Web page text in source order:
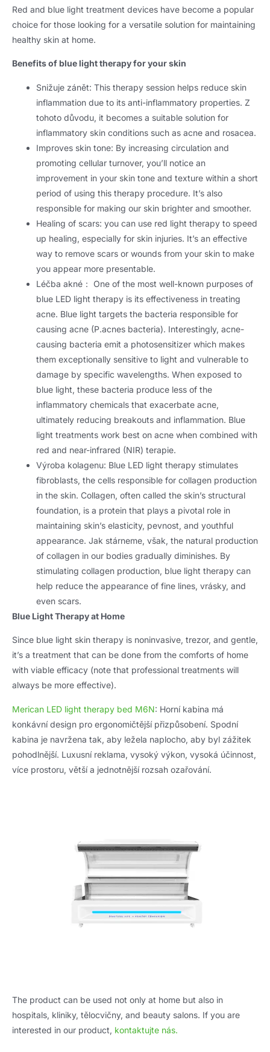
Red and blue light treatment devices have become a popular
choice for those looking for a versatile solution for maintaining
healthy skin at home.
Benefits of blue light therapy for your skin
Snižuje zánět: This therapy session helps reduce skin
inflammation due to its anti-inflammatory properties. Z
tohoto důvodu, it becomes a suitable solution for
inflammatory skin conditions such as acne and rosacea.
Improves skin tone: By increasing circulation and
promoting cellular turnover, you’ll notice an
improvement in your skin tone and texture within a short
period of using this therapy procedure. It’s also
responsible for making our skin brighter and smoother.
Healing of scars: you can use red light therapy to speed
up healing, especially for skin injuries. It’s an effective
way to remove scars or wounds from your skin to make
you appear more presentable.
Léčba akné： One of the most well-known purposes of
blue LED light therapy is its effectiveness in treating
acne. Blue light targets the bacteria responsible for
causing acne (P.acnes bacteria). Interestingly, acne-
causing bacteria emit a photosensitizer which makes
them exceptionally sensitive to light and vulnerable to
damage by specific wavelengths. When exposed to
blue light, these bacteria produce less of the
inflammatory chemicals that exacerbate acne,
ultimately reducing breakouts and inflammation. Blue
light treatments work best on acne when combined with
red and near-infrared (NIR) terapie.
Výroba kolagenu: Blue LED light therapy stimulates
fibroblasts, the cells responsible for collagen production
in the skin. Collagen, often called the skin’s structural
foundation, is a protein that plays a pivotal role in
maintaining skin’s elasticity, pevnost, and youthful
appearance. Jak stárneme, však, the natural production
of collagen in our bodies gradually diminishes. By
stimulating collagen production, blue light therapy can
help reduce the appearance of fine lines, vrásky, and
even scars.
Blue Light Therapy at Home
Since blue light skin therapy is noninvasive, trezor, and gentle,
it’s a treatment that can be done from the comforts of home
with viable efficacy (note that professional treatments will
always be more effective).
Merican LED light therapy bed M6N: Horní kabina má
konkávní design pro ergonomičtější přizpůsobení. Spodní
kabina je navržena tak, aby ležela naplocho, aby byl zážitek
pohodlnější. Luxusní reklama, vysoký výkon, vysoká účinnost,
více prostoru, větší a jednotnější rozsah ozařování.
The product can be used not only at home but also in
hospitals, kliniky, tělocvičny, and beauty salons. If you are
interested in our product, kontaktujte nás.